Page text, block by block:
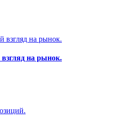
на рынок.